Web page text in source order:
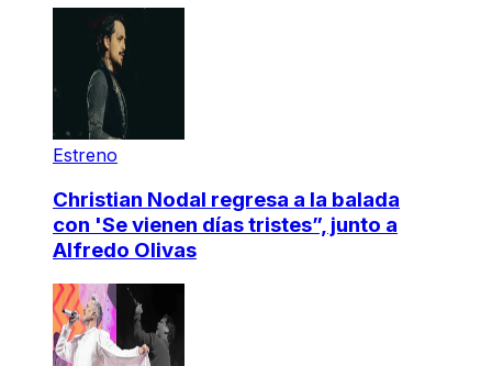
Estreno
Christian Nodal regresa a la balada
con 'Se vienen días tristes”, junto a
Alfredo Olivas